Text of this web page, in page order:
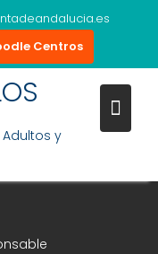
Centros
y
Y